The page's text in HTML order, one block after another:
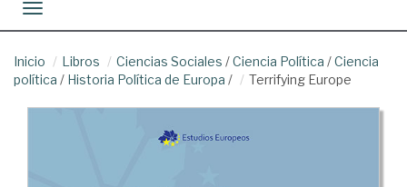
Toggle navigation
Inicio Libros Ciencias Sociales /Ciencia Política /Ciencia
política / Historia Política de Europa / Terrifying Europe